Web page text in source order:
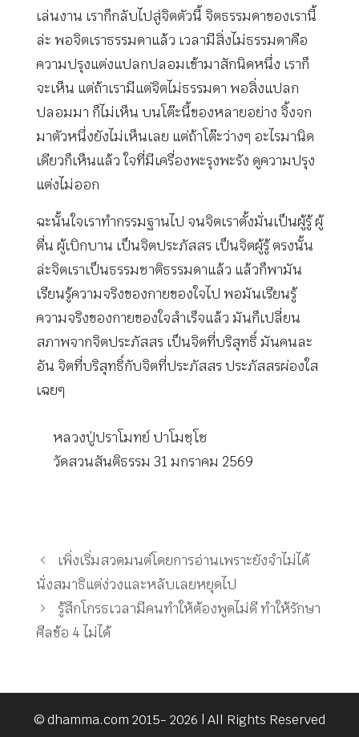
เล่นงาน เราก็กลับไปสู่จิตตัวนี้ จิตธรรมดาของเรานี้
ล่ะ พอจิตเราธรรมดาแล้ว เวลามีสิ่งไม่ธรรมดาคือ
ความปรุงแต่งแปลกปลอมเข้ามาสักนิดหนึ่ง เราก็
จะเห็น แต่ถ้าเรามีแต่จิตไม่ธรรมดา พอสิ่งแปลก
ปลอมมา ก็ไม่เห็น บนโต๊ะนี้ของหลายอย่าง จิ้งจก
มาตัวหนึ่งยังไม่เห็นเลย แต่ถ้าโต๊ะว่างๆ อะไรมานิด
เดียวก็เห็นแล้ว ใจที่มีเครื่องพะรุงพะรัง ดูความปรุง
แต่งไม่ออก
ฉะนั้นใจเราทำกรรมฐานไป จนจิตเราตั้งมั่นเป็นผู้รู้ ผู้
ตื่น ผู้เบิกบาน เป็นจิตประภัสสร เป็นจิตผู้รู้ ตรงนั้น
ล่ะจิตเราเป็นธรรมชาติธรรมดาแล้ว แล้วก็พามัน
เรียนรู้ความจริงของกายของใจไป พอมันเรียนรู้
ความจริงของกายของใจสำเร็จแล้ว มันก็เปลี่ยน
สภาพจากจิตประภัสสร เป็นจิตที่บริสุทธิ์ มันคนละ
อัน จิตที่บริสุทธิ์กับจิตที่ประภัสสร ประภัสสรผ่องใส
เฉยๆ
หลวงปู่ปราโมทย์ ปาโมชฺโช
วัดสวนสันติธรรม 31 มกราคม 2569
เพิ่งเริ่มสวดมนต์โดยการอ่านเพราะยังจำไม่ได้
นั่งสมาธิแต่ง่วงและหลับเลยหยุดไป
รู้สึกโกรธเวลามีคนทำให้ต้องพูดไม่ดี ทำให้รักษา
ศีลข้อ 4 ไม่ได้
© dhamma.com 2015- 2026 | All Rights Reserved